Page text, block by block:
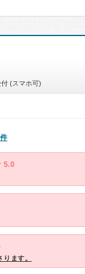
(スマホ可)
5.0
ます。